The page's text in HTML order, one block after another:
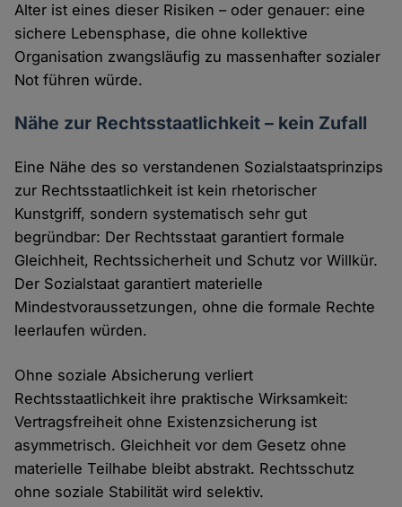
Alter ist eines dieser Risiken – oder genauer: eine
sichere Lebensphase, die ohne kollektive
Organisation zwangsläufig zu massenhafter sozialer
Not führen würde.
Nähe zur Rechtsstaatlichkeit – kein Zufall
Eine Nähe des so verstandenen Sozialstaatsprinzips
zur Rechtsstaatlichkeit ist kein rhetorischer
Kunstgriff, sondern systematisch sehr gut
begründbar: Der Rechtsstaat garantiert formale
Gleichheit, Rechtssicherheit und Schutz vor Willkür.
Der Sozialstaat garantiert materielle
Mindestvoraussetzungen, ohne die formale Rechte
leerlaufen würden.
Ohne soziale Absicherung verliert
Rechtsstaatlichkeit ihre praktische Wirksamkeit:
Vertragsfreiheit ohne Existenzsicherung ist
asymmetrisch. Gleichheit vor dem Gesetz ohne
materielle Teilhabe bleibt abstrakt. Rechtsschutz
ohne soziale Stabilität wird selektiv.